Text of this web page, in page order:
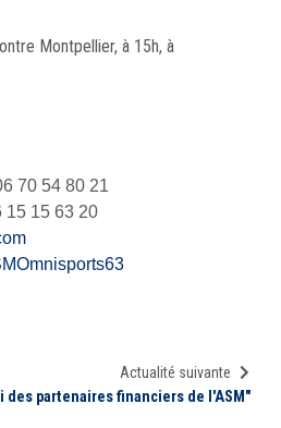
Montpellier, à 15h, à
70 54 80 21
15 15 63 20
Actualité suivante
des partenaires financiers de l'ASM"